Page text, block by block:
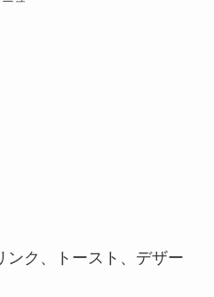
ンク、トースト、デザー